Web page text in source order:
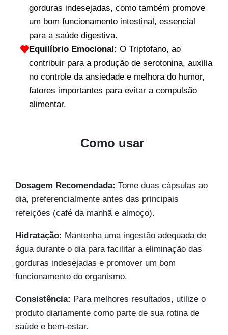
gorduras indesejadas, como também promove
um bom funcionamento intestinal, essencial
para a saúde digestiva.
Equilíbrio Emocional: O Triptofano, ao
contribuir para a produção de serotonina, auxilia
no controle da ansiedade e melhora do humor,
fatores importantes para evitar a compulsão
alimentar.
Como usar
Dosagem Recomendada: Tome duas cápsulas ao
dia, preferencialmente antes das principais
refeições (café da manhã e almoço).
Hidratação: Mantenha uma ingestão adequada de
água durante o dia para facilitar a eliminação das
gorduras indesejadas e promover um bom
funcionamento do organismo.
Consistência: Para melhores resultados, utilize o
produto diariamente como parte de sua rotina de
saúde e bem-estar.